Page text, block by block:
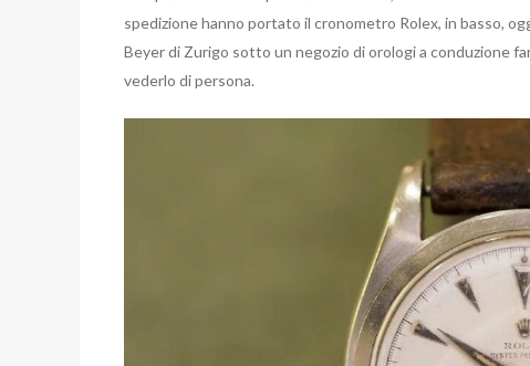
spedizione hanno portato il cronometro Rolex, in basso,
Beyer di Zurigo sotto un negozio di orologi a conduzione
vederlo di persona.